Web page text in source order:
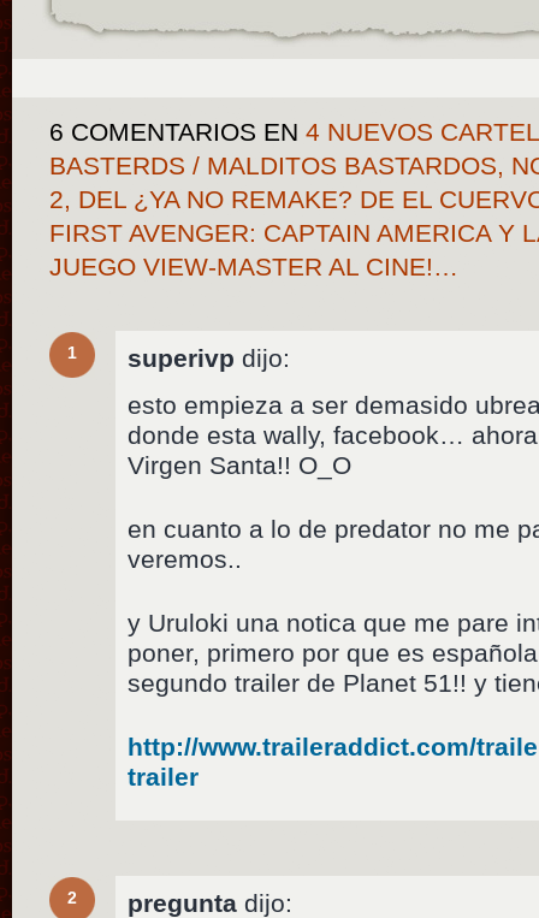
6 COMENTARIOS EN 4 NUEVOS
BASTERDS / MALDITOS BASTARDOS,
2, DEL ¿YA NO REMAKE? DE EL
FIRST AVENGER: CAPTAIN AMERICA Y
JUEGO VIEW-MASTER AL CINE!…
1 superivp dijo:
esto empieza a ser demasido
donde esta wally, facebook…
Virgen Santa!! O_O
en cuanto a lo de predator no me
veremos..
y Uruloki una notica que me pare
poner, primero por que es
segundo trailer de Planet 51!! y
http://www.traileraddict.com/
trailer
2 pregunta dijo: